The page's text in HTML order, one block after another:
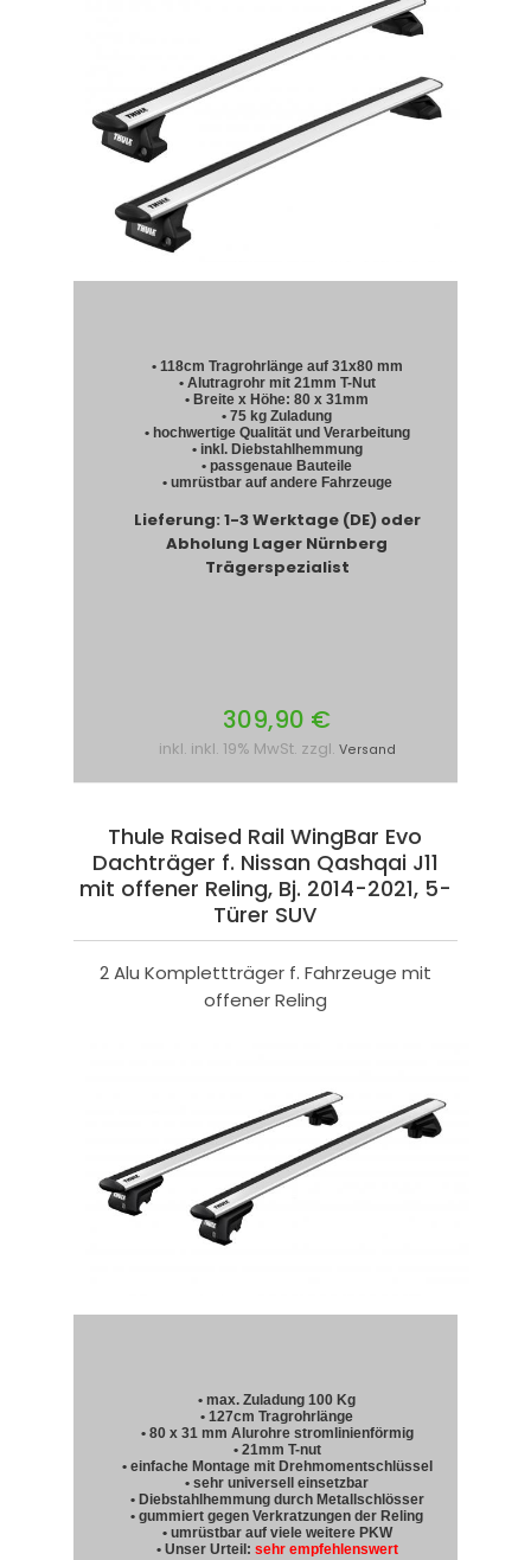
• 118cm Tragrohrlänge auf 31x80 mm
• Alutragrohr mit 21mm T-Nut
• Breite x Höhe: 80 x 31mm
• 75 kg Zuladung
• hochwertige Qualität und Verarbeitung
• inkl. Diebstahlhemmung
• passgenaue Bauteile
• umrüstbar auf andere Fahrzeuge
Lieferung: 1-3 Werktage (DE) oder
Abholung Lager Nürnberg
Trägerspezialist
309,90 €
inkl. inkl. 19% MwSt. zzgl. Versand
Thule Raised Rail WingBar Evo
Dachträger f. Nissan Qashqai J11
mit offener Reling, Bj. 2014-2021, 5-
Türer SUV
2 Alu Komplettträger f. Fahrzeuge mit
offener Reling
• max. Zuladung 100 Kg
• 127cm Tragrohrlänge
• 80 x 31 mm Alurohre stromlinienförmig
• 21mm T-nut
• einfache Montage mit Drehmomentschlüssel
• sehr universell einsetzbar
• Diebstahlhemmung durch Metallschlösser
• gummiert gegen Verkratzungen der Reling
• umrüstbar auf viele weitere PKW
• Unser Urteil: sehr empfehlenswert